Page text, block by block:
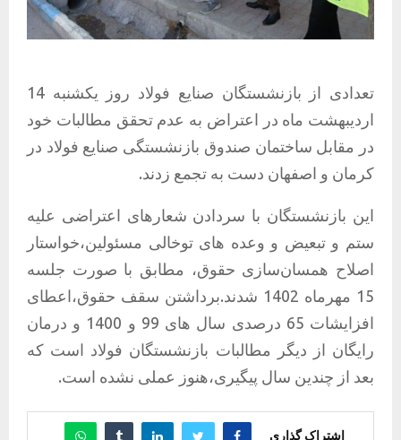
تعدادی از بازنشستگان صنایع فولاد روز یکشنبه 14
اردیبهشت ماه در اعتراض به عدم تحقق مطالبات خود
در مقابل ساختمان‌ صندوق بازنشستگی صنایع فولاد در
کرمان و اصفهان دست به تجمع زدند.
این بازنشستگان با سردادن شعارهای اعتراضی علیه
ستم و تبعیض و وعده های توخالی مسئولین،خواستار
اصلاح همسان‌سازی حقوق، مطابق با صورت جلسه
15 مهرماه 1402 شدند.برداشتن سقف حقوق،اعطای
افزایشات 65 درصدی سال های 99 و 1400 و درمان
رایگان از دیگر مطالبات بازنشستگان فولاد است که
بعد از چندین سال پیگیری،هنوز عملی نشده است.
اشتراک گذاری